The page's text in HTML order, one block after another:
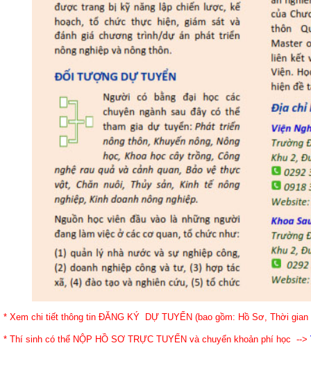
* Xem chi tiết thông tin ĐĂNG KÝ DỰ TUYỂN (bao gồm: Hồ Sơ, Thời
* Thí sinh có thể NỘP HỒ SƠ TRỰC TUYẾN và chuyển khoản phí học -->